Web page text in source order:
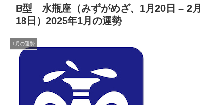
B型 水瓶座（みずがめざ、1月20日 – 2月
18日）2025年1月の運勢
1月の運勢